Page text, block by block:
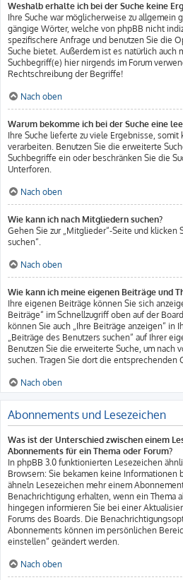
Weshalb erhalte ich bei der Suche keine
Ihre Suche war möglicherweise zu allgemein
gängige Wörter, welche von phpBB nicht
spezifischere Anfrage und benutzen Sie die
Suche bietet. Außerdem ist es natürlich auch
Suchbegriff(e) hier nirgends im Forum
Rechtschreibung der Begriffe!
Nach oben
Warum bekomme ich bei der Suche eine
Ihre Suche lieferte zu viele Ergebnisse,
verarbeiten. Benutzen Sie die erweiterte
Suchbegriffe ein oder beschränken Sie die
Unterforen.
Nach oben
Wie kann ich nach Mitgliedern suchen?
Gehen Sie zur „Mitglieder“-Seite und klicken
suchen“.
Nach oben
Wie kann ich meine eigenen Beiträge und
Ihre eigenen Beiträge können Sie sich
Beiträge“ im Schnellzugriff oben auf der
können Sie auch „Ihre Beiträge anzeigen“ in
„Beiträge des Benutzers suchen“ auf Ihrer
Benutzen Sie die erweiterte Suche, um nach
suchen. Tragen Sie dort die entsprechenden
Nach oben
Abonnements und Lesezeichen
Was ist der Unterschied zwischen einem
Abonnements für ein Thema oder Forum?
In phpBB 3.0 funktionierten Lesezeichen
Browsern: Sie bekamen keine Informationen
ähneln Lesezeichen mehr einem
Benachrichtigung erhalten, wenn ein Thema
hingegen informieren Sie bei einer
Forums des Boards. Die
Abonnements können im persönlichen
einstellen“ geändert werden.
Nach oben